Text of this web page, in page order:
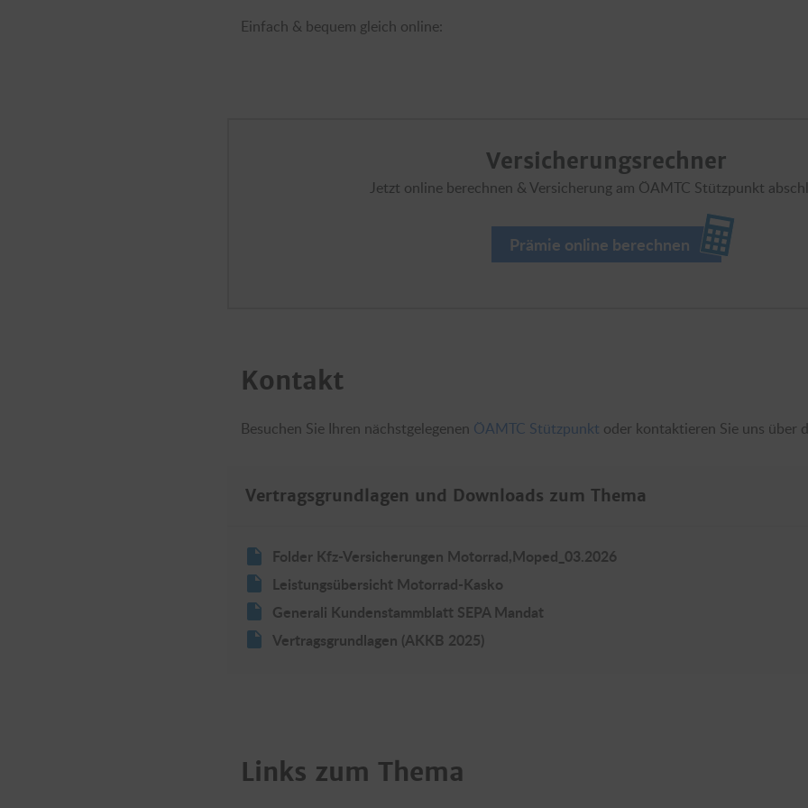
Einfach & bequem gleich online:
Versicherungsrechner
Jetzt online berechnen & Versicherung am ÖAMTC Stützpunkt
Prämie online berechnen
Kontakt
Besuchen Sie Ihren nächstgelegenen ÖAMTC Stützpunkt oder kontaktieren Sie uns über
Vertragsgrundlagen und Downloads zum Thema
Folder Kfz-Versicherungen Motorrad,Moped_03.2026
Leistungsübersicht Motorrad-Kasko
Generali Kundenstammblatt SEPA Mandat
Vertragsgrundlagen (AKKB 2025)
Links zum Thema